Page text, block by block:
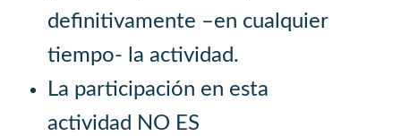
definitivamente –en cualquier
tiempo- la actividad.
La participación en esta
actividad NO ES